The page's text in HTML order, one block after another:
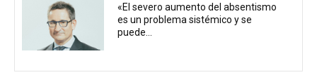
«El severo aumento del absentismo
es un problema sistémico y se
puede...